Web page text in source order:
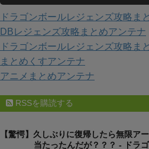
ドラゴンボールレジェンズ攻略ま
DBレジェンズ攻略まとめアンテナ
ドラゴンボールレジェンズ攻略ま
まとめくすアンテナ
アニメまとめアンテナ
RSSを購読する
【驚愕】久しぶりに復帰したら無限ア
当たったんだが？？？ - ドラ